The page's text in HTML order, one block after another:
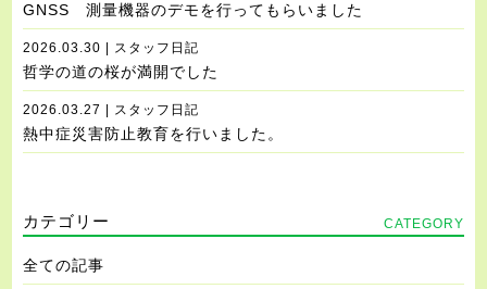
GNSS 測量機器のデモを行ってもらいました
2026.03.30 | スタッフ日記
哲学の道の桜が満開でした
2026.03.27 | スタッフ日記
熱中症災害防止教育を行いました。
カテゴリー CATEGORY
全ての記事